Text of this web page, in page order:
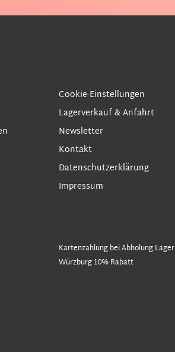
Cookie-Einstellungen
Lagerverkauf & Anfahrt
Newsletter
Kontakt
Datenschutzerklärung
Impressum
Kartenzahlung bei Abholung Lager
Würzburg 10% Rabatt